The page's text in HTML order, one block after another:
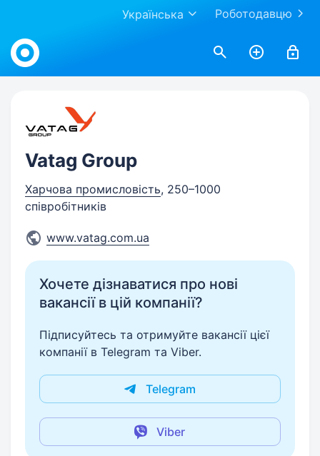
Роботодавцю
Українська
Work.ua
Vatag Group
Харчова промисловість, 250–1000
співробітників
www.vatag.com.ua
Хочете дізнаватися про нові
вакансії в цій компанії?
Підписуйтесь та отримуйте вакансії цієї
компанії в Telegram та Viber.
Telegram
Viber